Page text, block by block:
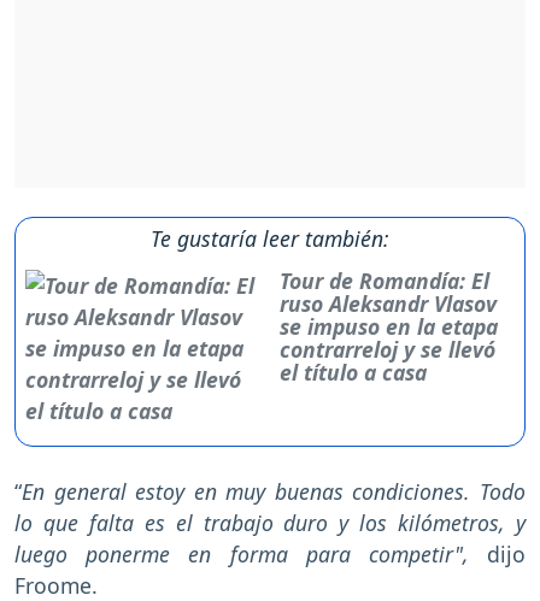
Te gustaría leer también:
Tour de Romandía: El
ruso Aleksandr Vlasov
se impuso en la etapa
contrarreloj y se llevó
el título a casa
“En general estoy en muy buenas condiciones. Todo
lo que falta es el trabajo duro y los kilómetros, y
luego ponerme en forma para competir", dijo
Froome.